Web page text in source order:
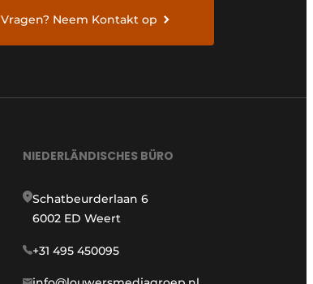
Vragen? Neem Kontakt op
NIEDERLÄNDISCHES BÜRO
Schatbeurderlaan 6
6002 ED Weert
+31 495 450095